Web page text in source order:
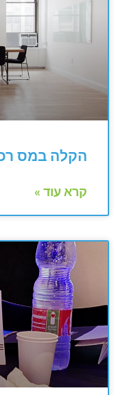
הקלה במס
קרא עוד »